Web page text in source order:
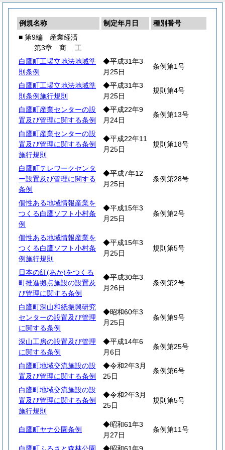
例規名称 制定年月日
種別番号
■ 第9編 産業経済
第3章 商 工
白鷹町工場立地法地域準
則条例
◆平成31年3
月25日
条例第1号
白鷹町工場立地法地域準
則条例施行規則
◆平成31年3
月25日
規則第4号
白鷹町産業センターの設
置及び管理に関する条例
◆平成22年9
月24日
条例第13号
白鷹町産業センターの設
置及び管理に関する条例
施行規則
◆平成22年11
月25日
規則第18号
白鷹町テレワークセンタ
ー設置及び管理に関する
条例
◆平成7年12
月25日
条例第28号
個性ある地域情報産業を
つくる白鷹ソフト小村条
例
◆平成15年3
月25日
条例第2号
個性ある地域情報産業を
つくる白鷹ソフト小村条
例施行規則
◆平成15年3
月25日
規則第5号
日本の紅(あか)をつくる
町推進拠点施設の設置及
び管理に関する条例
◆平成30年3
月26日
条例第2号
白鷹町深山和紙振興研究
センターの設置及び管理
に関する条例
◆昭和60年3
月25日
条例第9号
深山工房の設置及び管理
に関する条例
◆平成14年6
月6日
条例第25号
白鷹町地域交流施設の設
置及び管理に関する条例
◆令和2年3月
25日
条例第6号
白鷹町地域交流施設の設
置及び管理に関する条例
施行規則
◆令和2年3月
25日
規則第5号
白鷹町ヤナ公園条例
◆昭和61年3
月27日
条例第11号